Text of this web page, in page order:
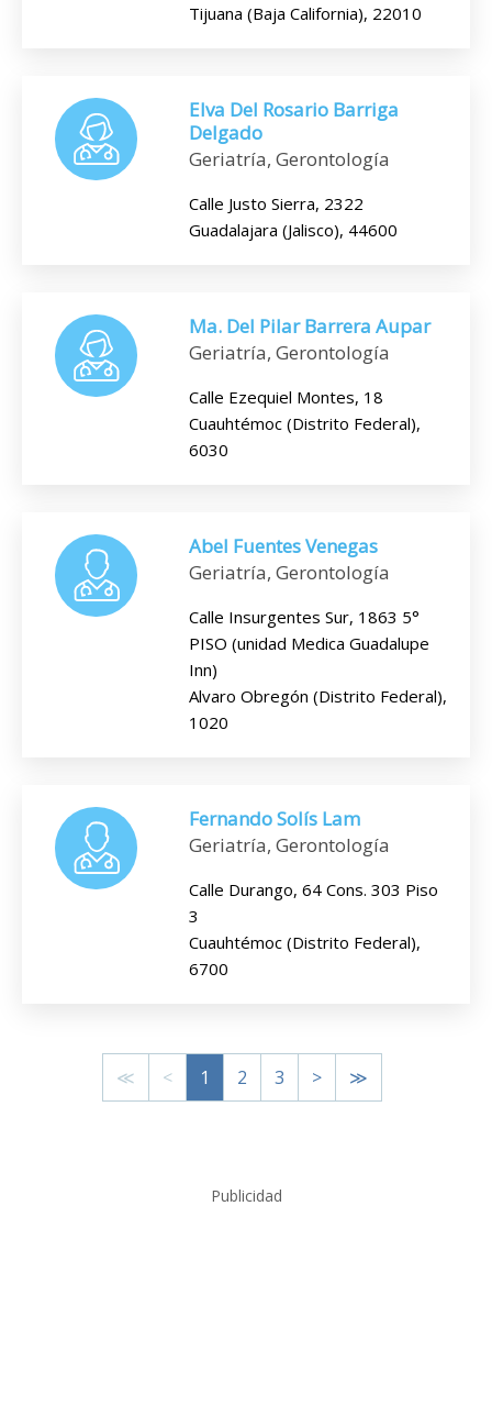
Tijuana (Baja California), 22010
Elva Del Rosario Barriga
Delgado
Geriatría, Gerontología
Calle Justo Sierra, 2322
Guadalajara (Jalisco), 44600
Ma. Del Pilar Barrera Aupar
Geriatría, Gerontología
Calle Ezequiel Montes, 18
Cuauhtémoc (Distrito Federal),
6030
Abel Fuentes Venegas
Geriatría, Gerontología
Calle Insurgentes Sur, 1863 5°
PISO (unidad Medica Guadalupe
Inn)
Alvaro Obregón (Distrito Federal),
1020
Fernando Solís Lam
Geriatría, Gerontología
Calle Durango, 64 Cons. 303 Piso
3
Cuauhtémoc (Distrito Federal),
6700
≪ < 1 2 3 > ≫
Publicidad